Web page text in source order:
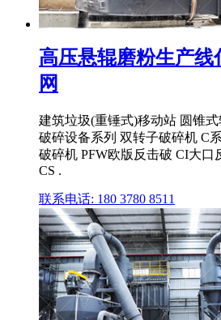
高压悬辊磨粉生产线
网
建筑垃圾(重锤式)移动站 圆锥
破碎设备系列 双转子破碎机 C
破碎机 PFW欧版反击破 CI大口
CS .
联系电话: 180 3780 8511